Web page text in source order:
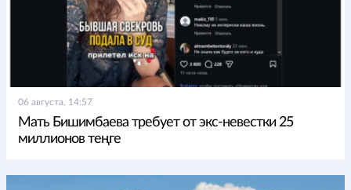
06 августа, 14:57
Мать Бишимбаева требует от экс-невестки 25
миллионов теңге